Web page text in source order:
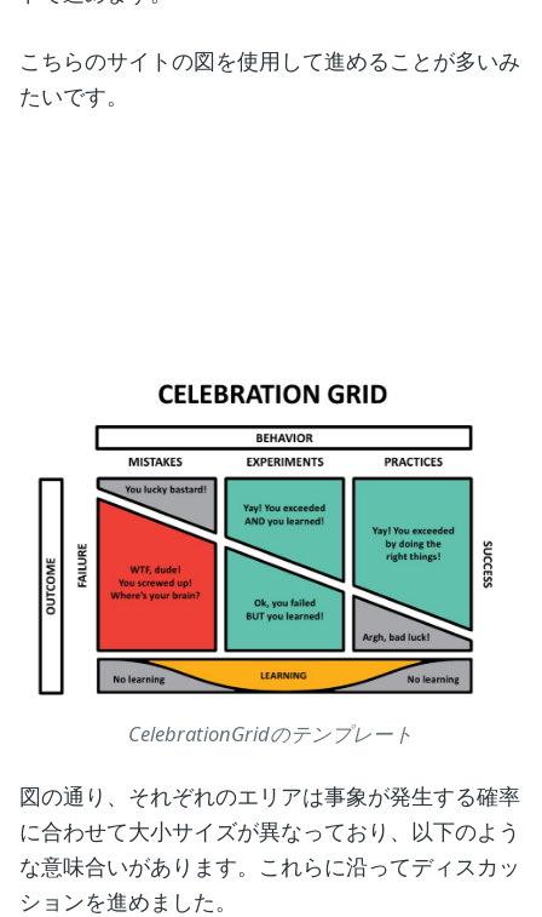
こちらのサイトの図を使用して進めることが多いみ
たいです。
CelebrationGridのテンプレート
図の通り、それぞれのエリアは事象が発生する確率
に合わせて大小サイズが異なっており、以下のよう
な意味合いがあります。これらに沿ってディスカッ
ションを進めました。